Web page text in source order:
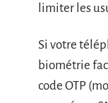
limiter les
Si votre
biométrie
code OTP